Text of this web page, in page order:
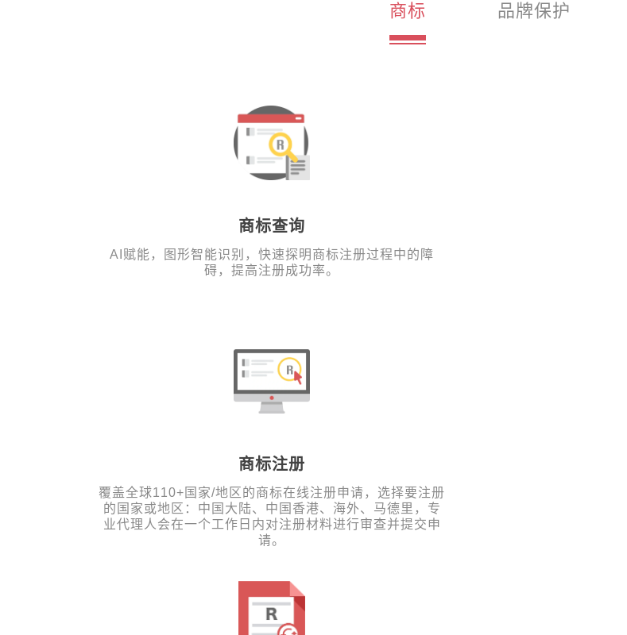
商标 品牌保护
商标查询
AI赋能，图形智能识别，快速探明商标注册过程中的障
碍，提高注册成功率。
商标注册
覆盖全球110+国家/地区的商标在线注册申请，选择要注册
的国家或地区：中国大陆、中国香港、海外、马德里，专
业代理人会在一个工作日内对注册材料进行审查并提交申
请。